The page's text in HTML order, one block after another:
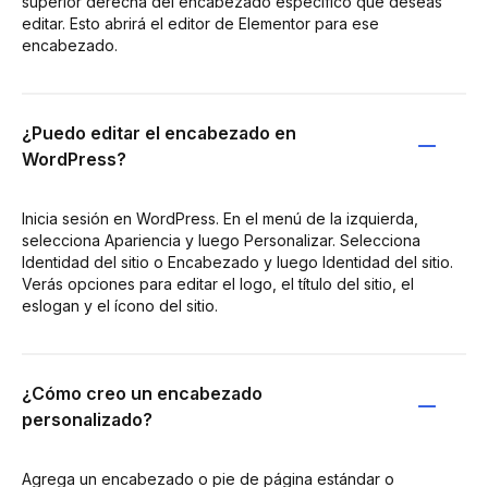
editar. Esto abrirá el editor de Elementor para ese
encabezado.
¿Puedo editar el encabezado en
WordPress?
Inicia sesión en WordPress. En el menú de la izquierda,
selecciona Apariencia y luego Personalizar. Selecciona
Identidad del sitio o Encabezado y luego Identidad del sitio.
Verás opciones para editar el logo, el título del sitio, el
eslogan y el ícono del sitio.
¿Cómo creo un encabezado
personalizado?
Agrega un encabezado o pie de página estándar o